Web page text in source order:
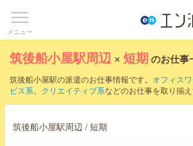
メニュー
筑後船小屋駅周辺 ×短期のお仕事
筑後船小屋駅の派遣のお仕事情報です。 オフィス
ビス系、 クリエイティブ系などのお仕事を取り揃
筑後船小屋駅周辺 / 短期